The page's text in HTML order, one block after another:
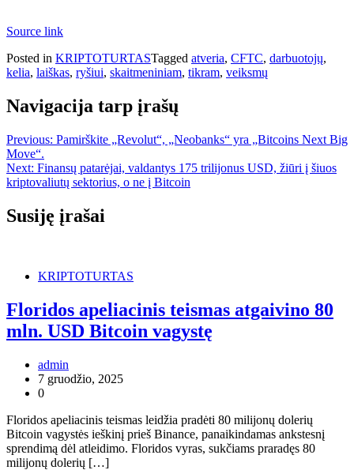
Source link
Posted in KRIPTOTURTASTagged atveria, CFTC, darbuotojų,
kelia, laiškas, ryšiui, skaitmeniniam, tikram, veiksmų
Navigacija tarp įrašų
Previous: Pamirškite „Revolut“, „Neobanks“ yra „Bitcoins Next Big
Move“.
Next: Finansų patarėjai, valdantys 175 trilijonus USD, žiūri į šiuos
kriptovaliutų sektorius, o ne į Bitcoin
Susiję įrašai
KRIPTOTURTAS
Floridos apeliacinis teismas atgaivino 80
mln. USD Bitcoin vagystę
admin
7 gruodžio, 2025
0
Floridos apeliacinis teismas leidžia pradėti 80 milijonų dolerių
Bitcoin vagystės ieškinį prieš Binance, panaikindamas ankstesnį
sprendimą dėl atleidimo. Floridos vyras, sukčiams praradęs 80
milijonų dolerių […]